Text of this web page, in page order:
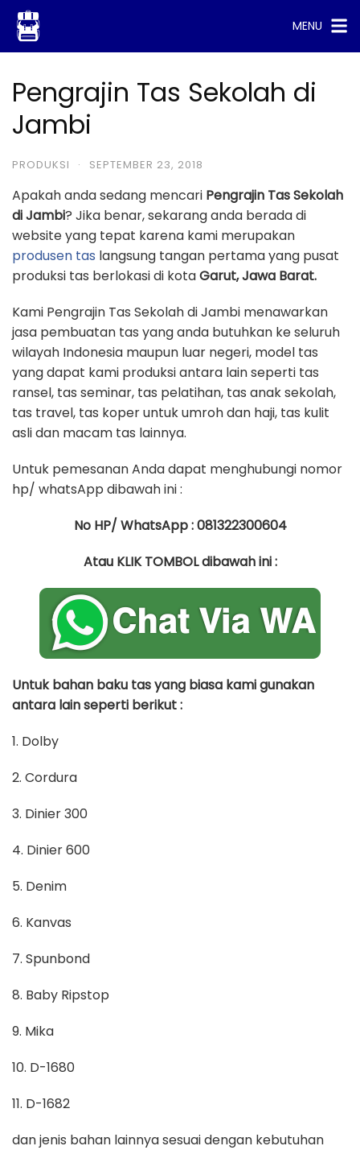
Skip
content
MENU
Pengrajin Tas Sekolah di
Jambi
PRODUKSI · SEPTEMBER 23, 2018
Apakah anda sedang mencari Pengrajin Tas Sekolah
di Jambi? Jika benar, sekarang anda berada di
website yang tepat karena kami merupakan
produsen tas langsung tangan pertama yang pusat
produksi tas berlokasi di kotaGarut, Jawa Barat.
Kami Pengrajin Tas Sekolah di Jambi menawarkan
jasa pembuatan tas yang anda butuhkan ke seluruh
wilayah Indonesia maupun luar negeri, model tas
yang dapat kami produksi antara lain seperti tas
ransel, tas seminar, tas pelatihan, tas anak sekolah,
tas travel, tas koper untuk umroh dan haji, tas kulit
asli dan macam tas lainnya.
Untuk pemesanan Anda dapat menghubungi nomor
hp/ whatsApp dibawah ini :
No HP/ WhatsApp : 081322300604
Atau KLIK TOMBOL dibawah ini :
Untuk bahan baku tas yang biasa kami gunakan
antara lain seperti berikut :
1. Dolby
2. Cordura
3. Dinier 300
4. Dinier 600
5. Denim
6. Kanvas
7. Spunbond
8. Baby Ripstop
9. Mika
10. D-1680
11. D-1682
dan jenis bahan lainnya sesuai dengan kebutuhan